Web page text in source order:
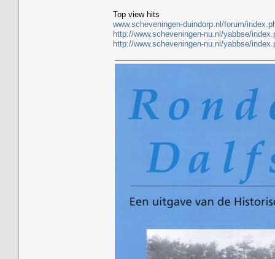
Top view hits
www.scheveningen-duindorp.nl/forum/
http://www.scheveningen-nu.nl/yabbse/
http://www.scheveningen-nu.nl/yabbse/